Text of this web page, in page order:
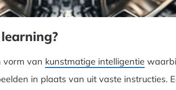
vorm van kunstmatige intelligentie
in plaats van uit vaste instructies.